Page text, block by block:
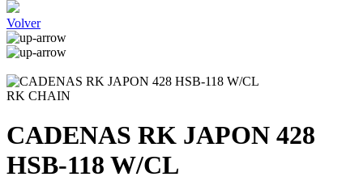
Volver
RK CHAIN
CADENAS RK JAPON 428
HSB-118 W/CL